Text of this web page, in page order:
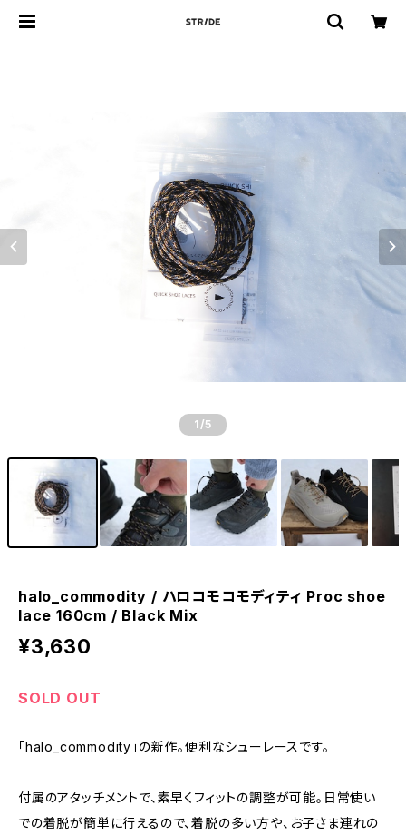
1 /5
halo_commodity / ハロコモコモディティ Proc shoe
lace 160cm / Black Mix
¥3,630
SOLD OUT
「halo_commodity」の新作。便利なシューレースです。
付属のアタッチメントで、素早くフィットの調整が可能。日常使い
での着脱が簡単に行えるので、着脱の多い方や、お子さま連れの